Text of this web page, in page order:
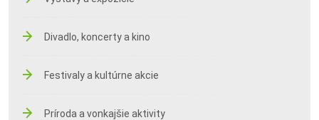
Divadlo, koncerty a kino
Festivaly a kultúrne akcie
Príroda a vonkajšie aktivity